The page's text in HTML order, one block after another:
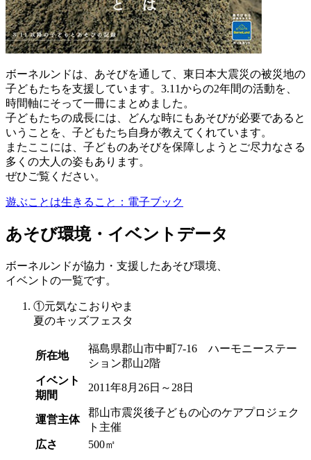
ボーネルンドは、あそびを通して、東日本大震災の被災地の
子どもたちを支援しています。3.11からの2年間の活動を、
時間軸にそって一冊にまとめました。
子どもたちの成長には、どんな時にもあそびが必要であると
いうことを、子どもたち自身が教えてくれています。
またここには、子どものあそびを保障しようとご尽力なさる
多くの大人の姿もあります。
ぜひご覧ください。
遊ぶことは生きること：電子ブック
あそび環境・イベントデータ
ボーネルンドが協力・支援したあそび環境、
イベントの一覧です。
①元気なこおりやま
夏のキッズフェスタ
所在地
福島県郡山市中町7-16 ハーモニーステー
ション郡山2階
イベント
期間
2011年8月26日～28日
運営主体
郡山市震災後子どもの心のケアプロジェク
ト主催
広さ
500㎡